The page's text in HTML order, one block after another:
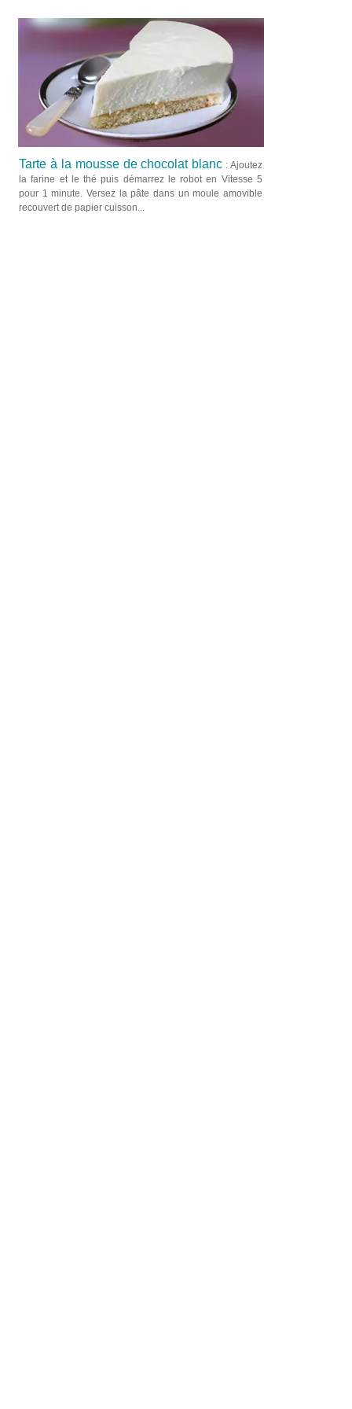
Tarte à la mousse de chocolat blanc : Ajoutez
la farine et le thé puis démarrez le robot en Vitesse 5
pour 1 minute. Versez la pâte dans un moule amovible
recouvert de papier cuisson...